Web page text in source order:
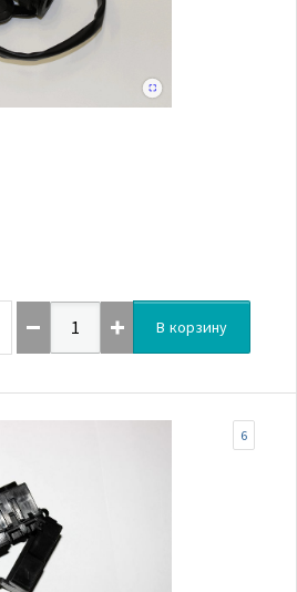
В корзину
6